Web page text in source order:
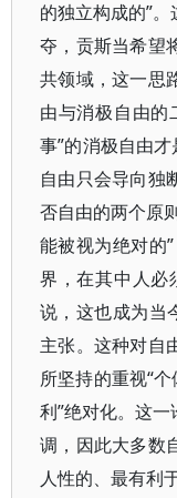
的独立构成的”
夺，贡斯当希望
共领域，这一思
由与消极自由的
事”的消极自由
自由只会导向独
否自由的两个原
能被视为绝对的
界，在其中人必
说，这也成为当
主张。这种对自
所坚持的重视“
利”绝对化。这
调，因此大多数
人性的、最有利